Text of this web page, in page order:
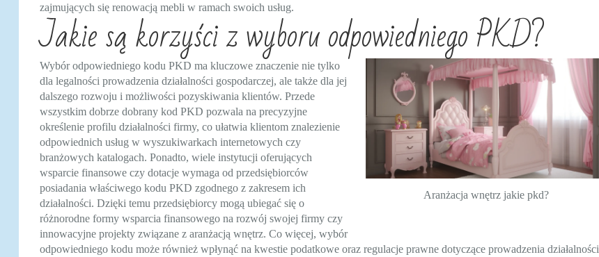
zajmujących się renowacją mebli w ramach swoich usług.
Jakie są korzyści z wyboru odpowiedniego PKD?
Aranżacja wnętrz jakie pkd?
Wybór odpowiedniego kodu PKD ma kluczowe znaczenie nie tylko
dla legalności prowadzenia działalności gospodarczej, ale także dla jej
dalszego rozwoju i możliwości pozyskiwania klientów. Przede
wszystkim dobrze dobrany kod PKD pozwala na precyzyjne
określenie profilu działalności firmy, co ułatwia klientom znalezienie
odpowiednich usług w wyszukiwarkach internetowych czy
branżowych katalogach. Ponadto, wiele instytucji oferujących
wsparcie finansowe czy dotacje wymaga od przedsiębiorców
posiadania właściwego kodu PKD zgodnego z zakresem ich
działalności. Dzięki temu przedsiębiorcy mogą ubiegać się o
różnorodne formy wsparcia finansowego na rozwój swojej firmy czy
innowacyjne projekty związane z aranżacją wnętrz. Co więcej, wybór
odpowiedniego kodu może również wpłynąć na kwestie podatkowe oraz regulacje prawne dotyczące prowadzenia działalności